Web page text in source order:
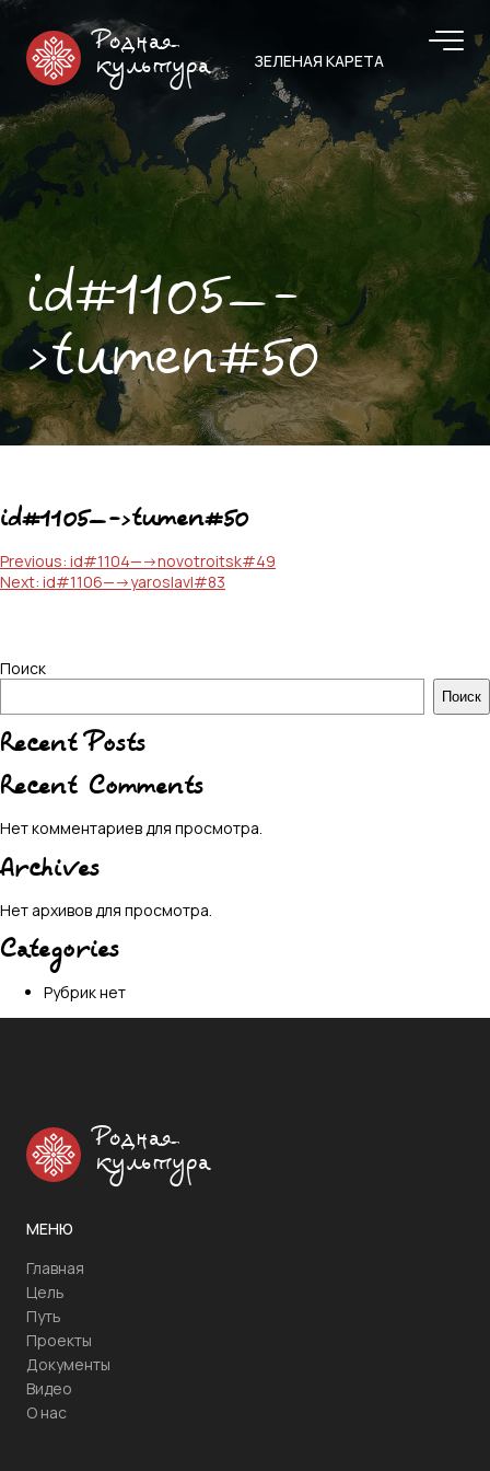
Родная
культура
ЗЕЛЕНАЯ КАРЕТА
id#1105—-
>tumen#50
id#1105—->tumen#50
Навигация
по
Previous: id#1104—->novotroitsk#49
Next: id#1106—->yaroslavl#83
Поиск
Поиск
Recent Posts
Recent Comments
Нет комментариев для просмотра.
Archives
Нет архивов для просмотра.
Categories
Рубрик нет
Родная
культура
МЕНЮ
Главная
Цель
Путь
Проекты
Документы
Видео
О нас